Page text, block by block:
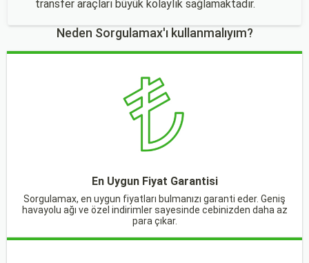
transfer araçları büyük kolaylık sağlamaktadır.
Neden Sorgulamax'ı kullanmalıyım?
En Uygun Fiyat Garantisi
Sorgulamax, en uygun fiyatları bulmanızı garanti eder. Geniş
havayolu ağı ve özel indirimler sayesinde cebinizden daha az
para çıkar.